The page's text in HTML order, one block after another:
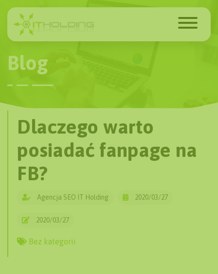
Blog
Dlaczego warto
posiadać fanpage na
FB?
Agencja SEO IT Holding 2020/03/27
2020/03/27
Bez kategorii